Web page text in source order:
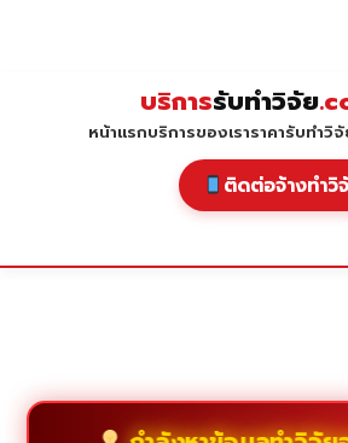
บริการรับทำวิจัย
หน้าแรกบริการของเราราคารับทำวิ
ติดต่อจ้างทำวิ